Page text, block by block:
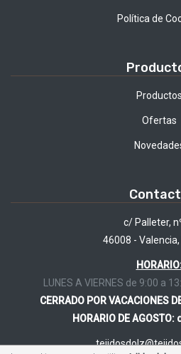
Política de
Productos
Ofertas
c/ Palleter,
46008 -
LUNES A VIERNES de 9:00 a
CERRADO POR VACACIONES
HORARIO DE